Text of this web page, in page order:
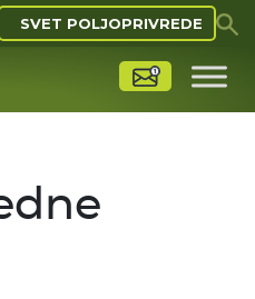
SVET POLJOPRIVREDE